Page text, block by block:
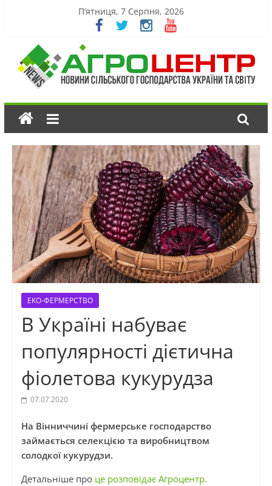
П’ятниця, 7 Серпня, 2026
ЕКО-ФЕРМЕРСТВО
В Україні набуває
популярності дієтична
фіолетова кукурудза
07.07.2020
На Вінниччині фермерське господарство
займається селекцією та виробництвом
солодкої кукурудзи.
Детальніше про це розповідає Агроцентр.